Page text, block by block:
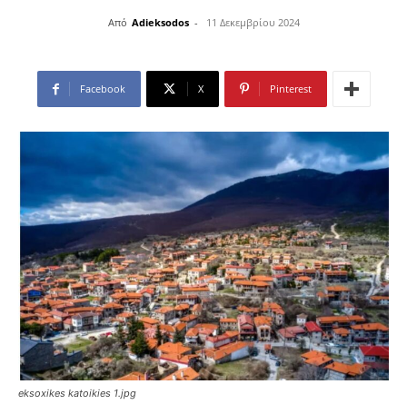
Από Adieksodos - 11 Δεκεμβρίου 2024
Facebook X Pinterest
eksoxikes katoikies 1.jpg